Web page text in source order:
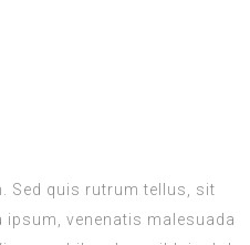
Sed quis rutrum tellus, sit
venenatis malesuada